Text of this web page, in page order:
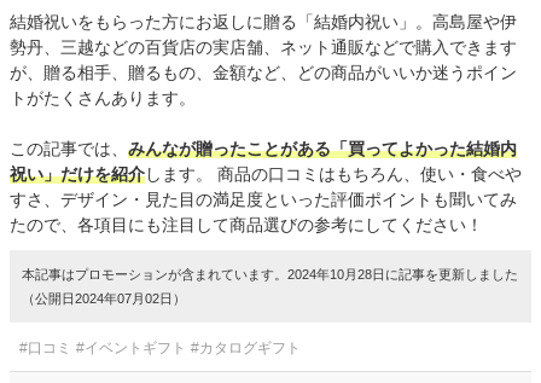
結婚祝いをもらった方にお返しに贈る「結婚内祝い」。高島屋や伊
勢丹、三越などの百貨店の実店舗、ネット通販などで購入できます
が、贈る相手、贈るもの、金額など、どの商品がいいか迷うポイン
トがたくさんあります。
この記事では、 みんなが贈ったことがある「買ってよかった結婚内
祝い」だけを紹介します。 商品の口コミはもちろん、使い・食べや
すさ、デザイン・見た目の満足度といった評価ポイントも聞いてみ
たので、各項目にも注目して商品選びの参考にしてください！
本記事はプロモーションが含まれています。2024年10月28日に記事を更新しました
（公開日2024年07月02日）
#口コミ #イベントギフト #カタログギフト